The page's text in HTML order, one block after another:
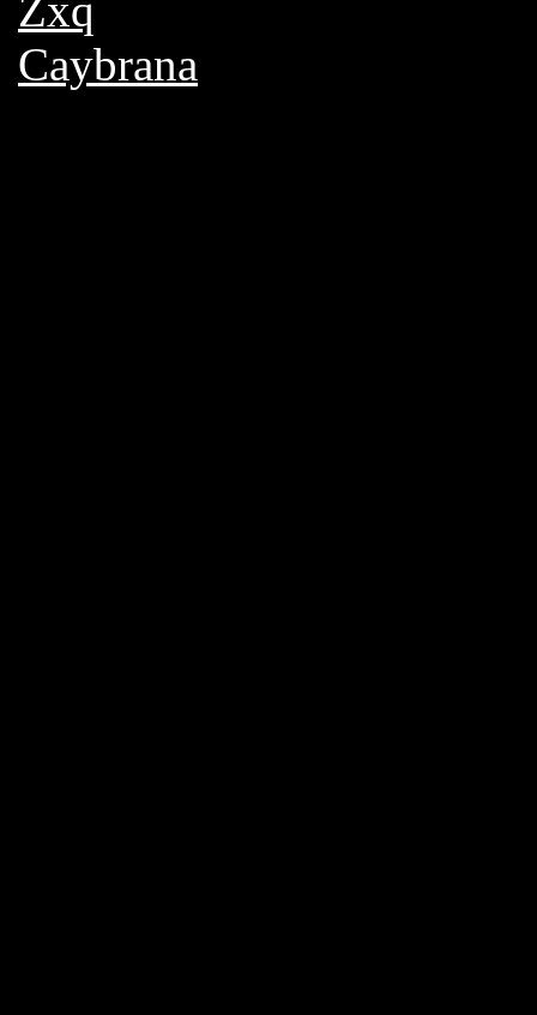
Caybrana